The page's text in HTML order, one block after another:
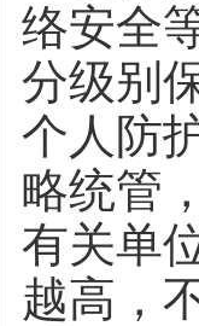
络安全
分级别
个人防
略统管
有关单
越高，